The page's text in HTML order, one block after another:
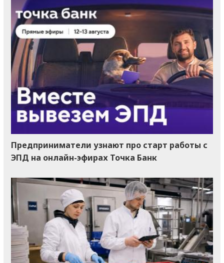
Предприниматели узнают про старт работы с
ЭПД на онлайн-эфирах Точка Банк